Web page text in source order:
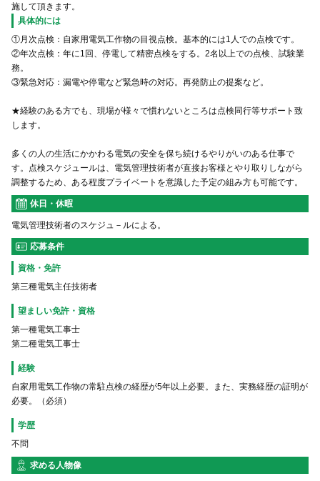
施して頂きます。
具体的には
①月次点検：自家用電気工作物の目視点検。基本的には1人での点検です。
②年次点検：年に1回、停電して精密点検をする。2名以上での点検、試験業
務。
③緊急対応：漏電や停電など緊急時の対応。再発防止の提案など。
★経験のある方でも、現場が様々で慣れないところは点検同行等サポート致
します。
多くの人の生活にかかわる電気の安全を保ち続けるやりがいのある仕事で
す。点検スケジュールは、電気管理技術者が直接お客様とやり取りしながら
調整するため、ある程度プライベートを意識した予定の組み方も可能です。
休日・休暇
電気管理技術者のスケジュ－ルによる。
応募条件
資格・免許
第三種電気主任技術者
望ましい免許・資格
第一種電気工事士
第二種電気工事士
経験
自家用電気工作物の常駐点検の経歴が5年以上必要。また、実務経歴の証明が
必要。（必須）
学歴
不問
求める人物像